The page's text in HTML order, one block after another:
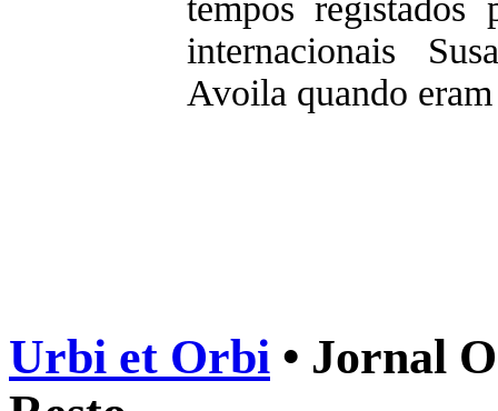
tempos registados
internacionais
Avoila quando
Urbi et Orbi • Jornal